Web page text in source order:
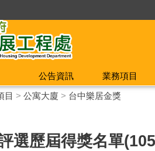
公告資訊 業務項目
目 > 公寓大廈 > 台中樂居金獎
選歷屆得獎名單